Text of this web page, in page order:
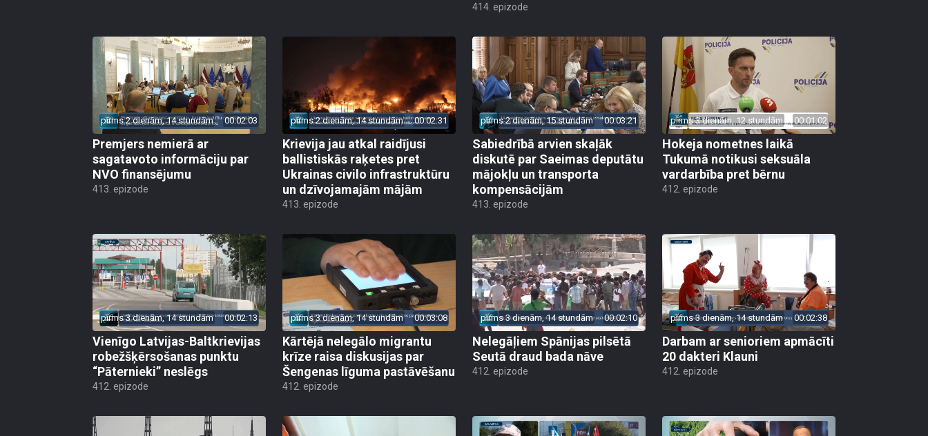
414. epizode
pirms 2 dienām, 14 stundām 00:02:03
Premjers nemierā ar
sagatavoto informāciju par
NVO finansējumu
413. epizode
pirms 2 dienām, 14 stundām 00:02:31
Krievija jau atkal raidījusi
ballistiskās raķetes pret
Ukrainas civilo infrastruktūru
un dzīvojamajām mājām
413. epizode
pirms 2 dienām, 15 stundām 00:03:21
Sabiedrībā arvien skaļāk
diskutē par Saeimas deputātu
mājokļu un transporta
kompensācijām
413. epizode
pirms 3 dienām, 12 stundām 00:01:02
Hokeja nometnes laikā
Tukumā notikusi seksuāla
vardarbība pret bērnu
412. epizode
pirms 3 dienām, 14 stundām 00:02:13
Vienīgo Latvijas-Baltkrievijas
robežšķērsošanas punktu
“Pāternieki” neslēgs
412. epizode
pirms 3 dienām, 14 stundām 00:03:08
Kārtējā nelegālo migrantu
krīze raisa diskusijas par
Šengenas līguma pastāvēšanu
412. epizode
pirms 3 dienām, 14 stundām 00:02:10
Nelegāļiem Spānijas pilsētā
Seutā draud bada nāve
412. epizode
pirms 3 dienām, 14 stundām 00:02:38
Darbam ar senioriem apmācīti
20 dakteri Klauni
412. epizode